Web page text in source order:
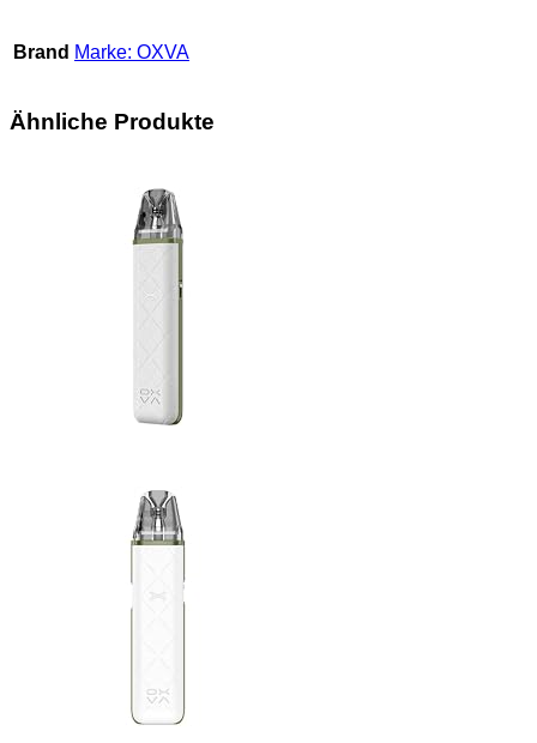
Brand Marke: OXVA
Ähnliche Produkte